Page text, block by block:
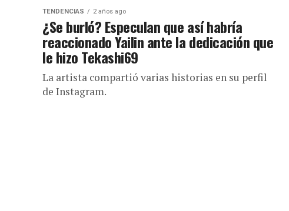
TENDENCIAS 2 años ago
¿Se burló? Especulan que así habría
reaccionado Yailin ante la dedicación que
le hizo Tekashi69
La artista compartió varias historias en su perfil
de Instagram.